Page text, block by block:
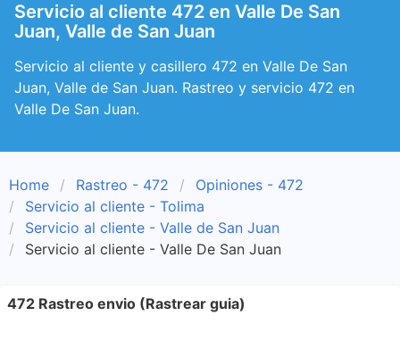
Servicio al cliente 472 en Valle De San
Juan, Valle de San Juan
Servicio al cliente y casillero 472 en Valle De San
Juan, Valle de San Juan. Rastreo y servicio 472 en
Valle De San Juan.
Home Rastreo - 472
Opiniones - 472
Servicio al cliente - Tolima
Servicio al cliente - Valle de San Juan
Servicio al cliente - Valle De San Juan
472 Rastreo envio (Rastrear guia)